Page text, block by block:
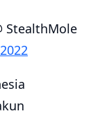
StealthMole